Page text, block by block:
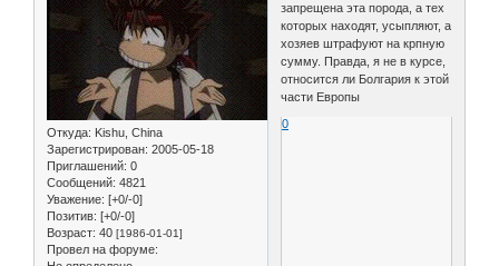
Откуда: Kishu, China
Зарегистрирован: 2005-05-18
Приглашений: 0
Сообщений: 4821
Уважение: [+0/-0]
Позитив: [+0/-0]
Возраст: 40 [1986-01-01]
Провел на форуме:
запрещена эта порода, а тех
которых находят, усыпляют, а
хозяев штрафуют на крпную
сумму. Правда, я не в курсе,
относится ли Болгария к этой
части Европы
0